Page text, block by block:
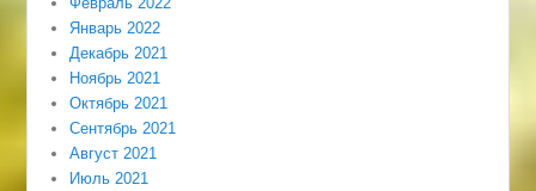
Январь 2022
Декабрь 2021
Ноябрь 2021
Октябрь 2021
Сентябрь 2021
Август 2021
Июль 2021